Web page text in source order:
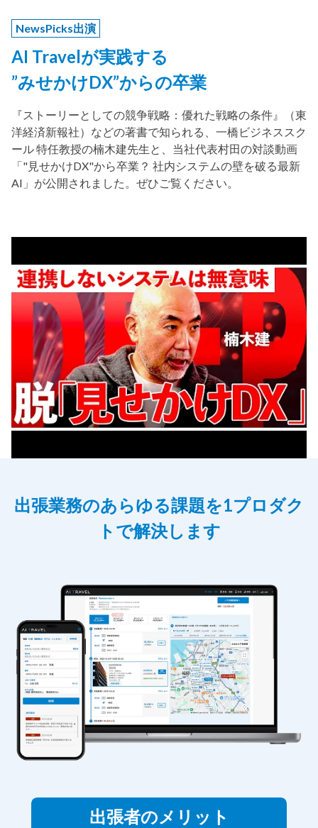
NewsPicks出演
AI Travelが実践する
”みせかけDX”からの卒業
『ストーリーとしての競争戦略：優れた戦略の条件』（東
洋経済新報社）などの著書で知られる、一橋ビジネススク
ール 特任教授の楠木建先生と、当社代表村田の対談動画
「"見せかけDX"から卒業？ 社内システムの壁を破る最新
AI」が公開されました。ぜひご覧ください。
出張業務のあらゆる課題を1プロダク
トで解決します
出張者のメリット